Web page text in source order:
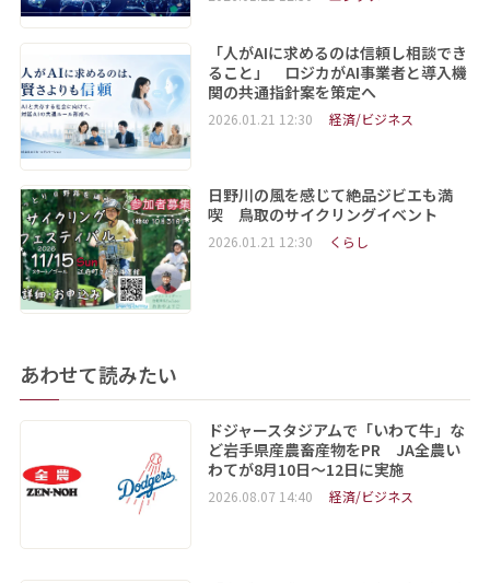
「人がAIに求めるのは信頼し相談でき
ること」 ロジカがAI事業者と導入機
関の共通指針案を策定へ
2026.01.21 12:30 経済/ビジネス
日野川の風を感じて絶品ジビエも満
喫 鳥取のサイクリングイベント
2026.01.21 12:30 くらし
あわせて読みたい
ドジャースタジアムで「いわて牛」な
ど岩手県産農畜産物をPR JA全農い
わてが8月10日～12日に実施
2026.08.07 14:40 経済/ビジネス